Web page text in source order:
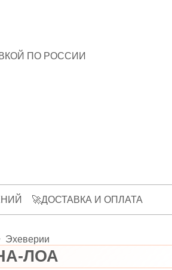
ПО РОССИИ
🚀ДОСТАВКА И ОПЛАТА
Эхеверии
ЛОА